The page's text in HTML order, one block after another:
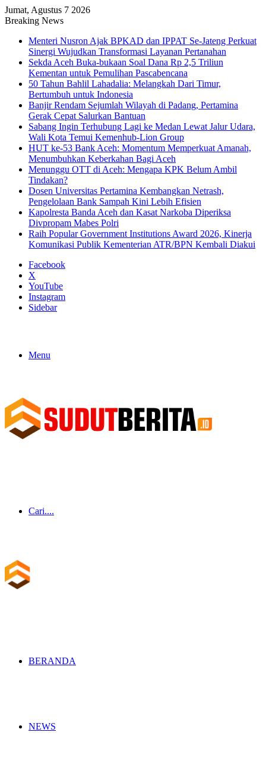
Jumat, Agustus 7 2026
Breaking News
Menteri Nusron Ajak BPKAD dan IPPAT Se-Jateng Perkuat
Sinergi Wujudkan Transformasi Layanan Pertanahan
Sekda Aceh Buka-bukaan Soal Dana Rp 2,5 Triliun
Kementan untuk Pemulihan Pascabencana
50 Tahun Bahlil Lahadalia: Melangkah Dari Timur,
Bertumbuh untuk Indonesia
Banjir Rendam Sejumlah Wilayah di Padang, Pertamina
Gerak Cepat Salurkan Bantuan
Sabang Ingin Terhubung Lagi ke Medan Lewat Jalur Udara,
Wali Kota Temui Kemenhub-Lion Group
HUT ke-53 Bank Aceh: Momentum Memperkuat Amanah,
Menumbuhkan Keberkahan Bagi Aceh
Menunggu OTT di Aceh: Mengapa KPK Belum Ambil
Tindakan?
Dosen Universitas Pertamina Kembangkan Netrash,
Pengelolaan Bank Sampah Kini Lebih Efisien
Kapolresta Banda Aceh dan Kasat Narkoba Diperiksa
Divpropam Mabes Polri
Raih Popular Government Institutions Award 2026, Kinerja
Komunikasi Publik Kementerian ATR/BPN Kembali Diakui
Facebook
X
YouTube
Instagram
Sidebar
Menu
Cari....
BERANDA
NEWS